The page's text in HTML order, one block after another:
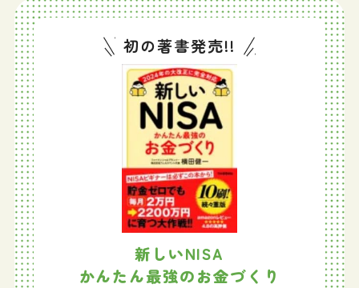
初の著書発売!!
新しいNISA
かんたん最強のお金づくり